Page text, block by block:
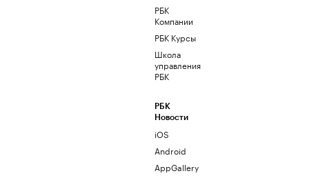
РБК
Компании
РБК Курсы
Школа
управления
РБК
РБК
Новости
iOS
Android
AppGallery